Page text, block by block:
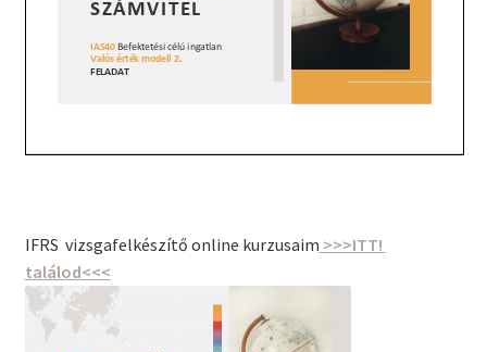
IFRS vizsgafelkészítő online kurzusaim >>>ITT!
találod<<<